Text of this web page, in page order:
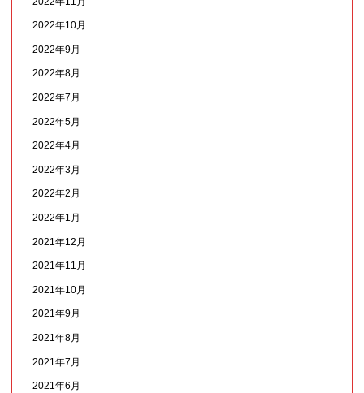
2022年10月
2022年9月
2022年8月
2022年7月
2022年5月
2022年4月
2022年3月
2022年2月
2022年1月
2021年12月
2021年11月
2021年10月
2021年9月
2021年8月
2021年7月
2021年6月